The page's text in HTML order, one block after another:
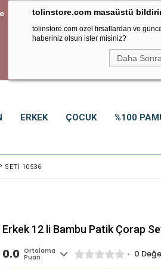
TL ve üzeri alışverişlerde
tolinstore.com masaüstü
tolinstore.com özel fırsatlardan ve
haberiniz olsun ister misiniz?
Daha Sonra
ERKEK ÇOCUK %100
SETI 10536
Erkek 12 li Bambu Patik Çorap
0.0 Ortalama
Puan 0